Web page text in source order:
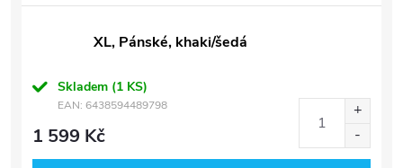
XL, Pánské, khaki/šedá
Skladem (1 KS)
EAN: 6438594489798
1 599 Kč